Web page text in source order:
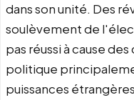
dans son unité. Des
soulèvement de
pas réussi à cause
politique
puissances